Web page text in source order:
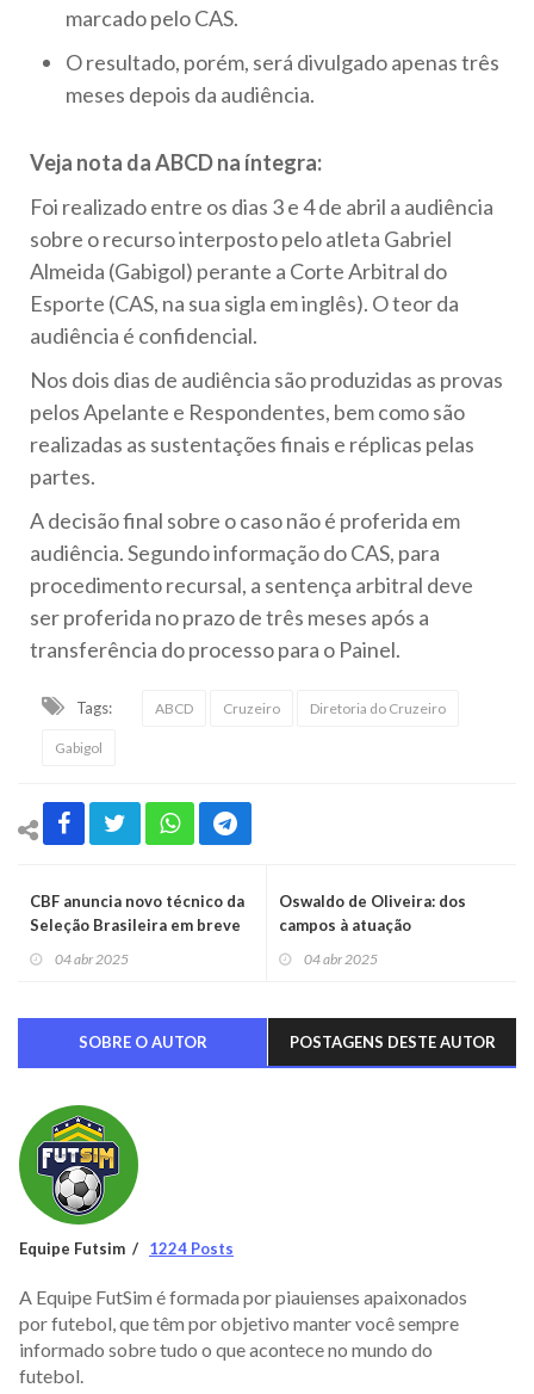
marcado pelo CAS.
O resultado, porém, será divulgado apenas três
meses depois da audiência.
Veja nota da ABCD na íntegra:
Foi realizado entre os dias 3 e 4 de abril a audiência
sobre o recurso interposto pelo atleta Gabriel
Almeida (Gabigol) perante a Corte Arbitral do
Esporte (CAS, na sua sigla em inglês). O teor da
audiência é confidencial.
Nos dois dias de audiência são produzidas as provas
pelos Apelante e Respondentes, bem como são
realizadas as sustentações finais e réplicas pelas
partes.
A decisão final sobre o caso não é proferida em
audiência. Segundo informação do CAS, para
procedimento recursal, a sentença arbitral deve
ser proferida no prazo de três meses após a
transferência do processo para o Painel.
Tags: ABCD Cruzeiro Diretoria do Cruzeiro
Gabigol
CBF anuncia novo técnico da
Seleção Brasileira em breve
04 abr 2025
Oswaldo de Oliveira: dos
campos à atuação
04 abr 2025
SOBRE O AUTOR POSTAGENS DESTE AUTOR
Equipe Futsim 1224 Posts
A Equipe FutSim é formada por piauienses apaixonados
por futebol, que têm por objetivo manter você sempre
informado sobre tudo o que acontece no mundo do
futebol.